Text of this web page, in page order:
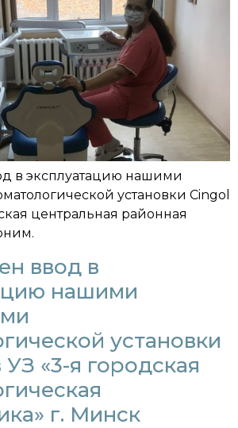
в эксплуатацию нашими
установки Cingol
центральная районная
ввод в
нашими
установки
УЗ «3-я городская
г. Минск